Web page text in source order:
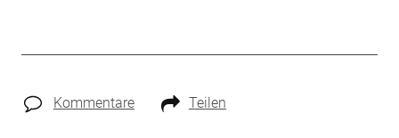
Kommentare Teilen